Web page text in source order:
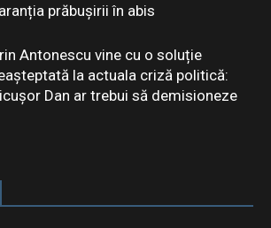
prăbușirii în abis
Antonescu vine cu o soluție
la actuala criză politică:
Dan ar trebui să demisioneze